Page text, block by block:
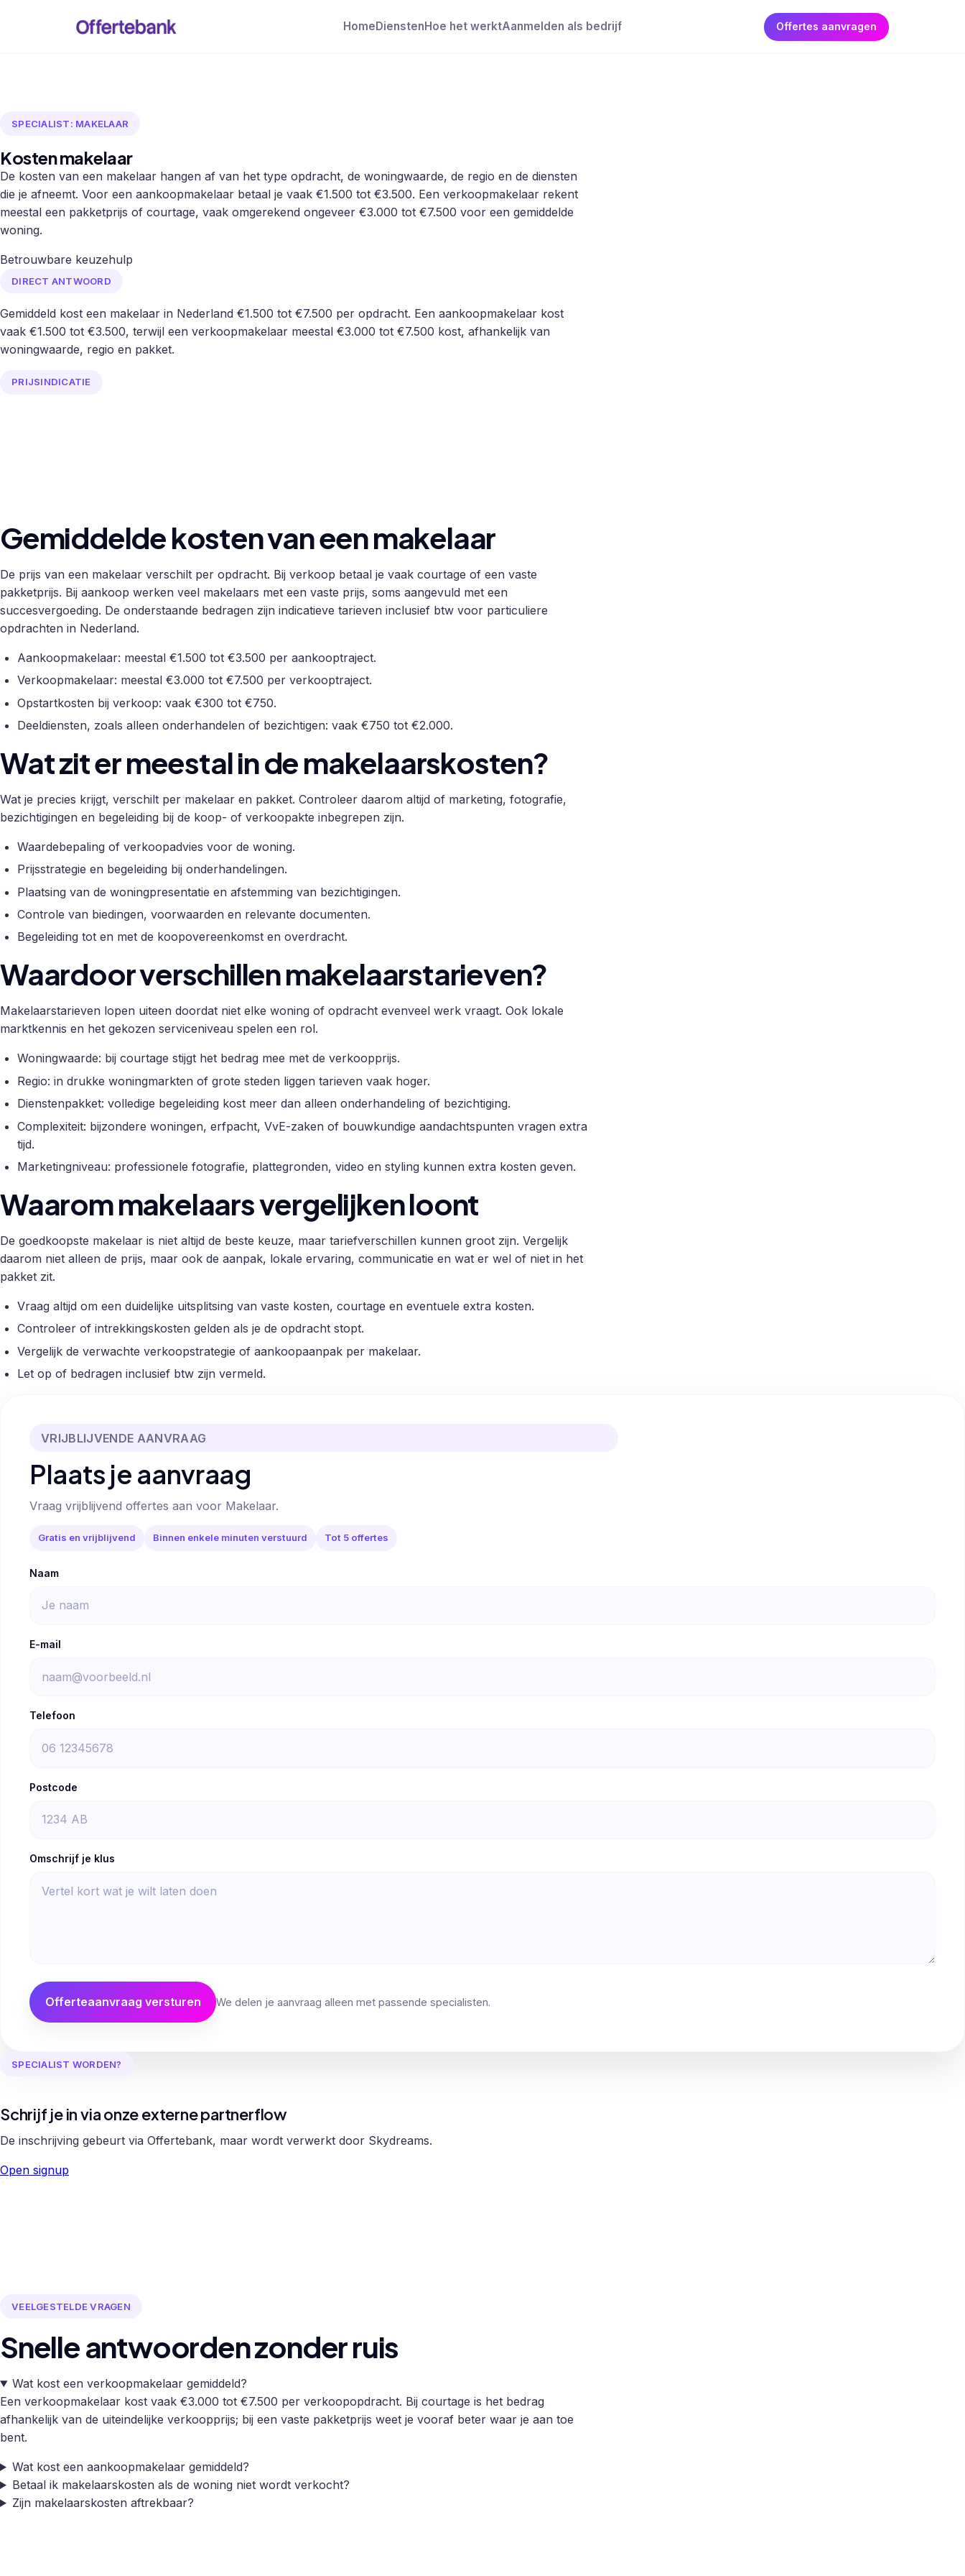
Home Diensten Hoe het werktAanmelden als bedrijf Offertes aanvragen
SPECIALIST: MAKELAAR
Kosten makelaar
De kosten van een makelaar hangen af van het type opdracht, de woningwaarde, de regio en de diensten
die je afneemt. Voor een aankoopmakelaar betaal je vaak €1.500 tot €3.500. Een verkoopmakelaar rekent
meestal een pakketprijs of courtage, vaak omgerekend ongeveer €3.000 tot €7.500 voor een gemiddelde
woning.
Betrouwbare keuzehulp
DIRECT ANTWOORD
Gemiddeld kost een makelaar in Nederland €1.500 tot €7.500 per opdracht. Een aankoopmakelaar kost
vaak €1.500 tot €3.500, terwijl een verkoopmakelaar meestal €3.000 tot €7.500 kost, afhankelijk van
woningwaarde, regio en pakket.
PRIJSINDICATIE
Gemiddelde kosten van een makelaar
De prijs van een makelaar verschilt per opdracht. Bij verkoop betaal je vaak courtage of een vaste
pakketprijs. Bij aankoop werken veel makelaars met een vaste prijs, soms aangevuld met een
succesvergoeding. De onderstaande bedragen zijn indicatieve tarieven inclusief btw voor particuliere
opdrachten in Nederland.
Aankoopmakelaar: meestal €1.500 tot €3.500 per aankooptraject.
Verkoopmakelaar: meestal €3.000 tot €7.500 per verkooptraject.
Opstartkosten bij verkoop: vaak €300 tot €750.
Deeldiensten, zoals alleen onderhandelen of bezichtigen: vaak €750 tot €2.000.
Wat zit er meestal in de makelaarskosten?
Wat je precies krijgt, verschilt per makelaar en pakket. Controleer daarom altijd of marketing, fotografie,
bezichtigingen en begeleiding bij de koop- of verkoopakte inbegrepen zijn.
Waardebepaling of verkoopadvies voor de woning.
Prijsstrategie en begeleiding bij onderhandelingen.
Plaatsing van de woningpresentatie en afstemming van bezichtigingen.
Controle van biedingen, voorwaarden en relevante documenten.
Begeleiding tot en met de koopovereenkomst en overdracht.
Waardoor verschillen makelaarstarieven?
Makelaarstarieven lopen uiteen doordat niet elke woning of opdracht evenveel werk vraagt. Ook lokale
marktkennis en het gekozen serviceniveau spelen een rol.
Woningwaarde: bij courtage stijgt het bedrag mee met de verkoopprijs.
Regio: in drukke woningmarkten of grote steden liggen tarieven vaak hoger.
Dienstenpakket: volledige begeleiding kost meer dan alleen onderhandeling of bezichtiging.
Complexiteit: bijzondere woningen, erfpacht, VvE-zaken of bouwkundige aandachtspunten vragen extra
tijd.
Marketingniveau: professionele fotografie, plattegronden, video en styling kunnen extra kosten geven.
Waarom makelaars vergelijken loont
De goedkoopste makelaar is niet altijd de beste keuze, maar tariefverschillen kunnen groot zijn. Vergelijk
daarom niet alleen de prijs, maar ook de aanpak, lokale ervaring, communicatie en wat er wel of niet in het
pakket zit.
Vraag altijd om een duidelijke uitsplitsing van vaste kosten, courtage en eventuele extra kosten.
Controleer of intrekkingskosten gelden als je de opdracht stopt.
Vergelijk de verwachte verkoopstrategie of aankoopaanpak per makelaar.
Let op of bedragen inclusief btw zijn vermeld.
VRIJBLIJVENDE AANVRAAG
Plaats je aanvraag
Vraag vrijblijvend offertes aan voor Makelaar.
Gratis en vrijblijvend Binnen enkele minuten verstuurd Tot 5 offertes
Naam
E-mail
Telefoon
Postcode
Omschrijf je klus
Offerteaanvraag versturen We delen je aanvraag alleen met passende specialisten.
SPECIALIST WORDEN?
Schrijf je in via onze externe partnerflow
De inschrijving gebeurt via Offertebank, maar wordt verwerkt door Skydreams.
Open signup
VEELGESTELDE VRAGEN
Snelle antwoorden zonder ruis
Wat kost een verkoopmakelaar gemiddeld?
Een verkoopmakelaar kost vaak €3.000 tot €7.500 per verkoopopdracht. Bij courtage is het bedrag
afhankelijk van de uiteindelijke verkoopprijs; bij een vaste pakketprijs weet je vooraf beter waar je aan toe
bent.
Wat kost een aankoopmakelaar gemiddeld?
Betaal ik makelaarskosten als de woning niet wordt verkocht?
Zijn makelaarskosten aftrekbaar?